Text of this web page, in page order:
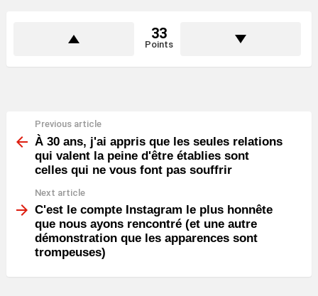
33
Points
more
Previous article
À 30 ans, j'ai appris que les seules relations
qui valent la peine d'être établies sont
celles qui ne vous font pas souffrir
Next article
C'est le compte Instagram le plus honnête
que nous ayons rencontré (et une autre
démonstration que les apparences sont
trompeuses)